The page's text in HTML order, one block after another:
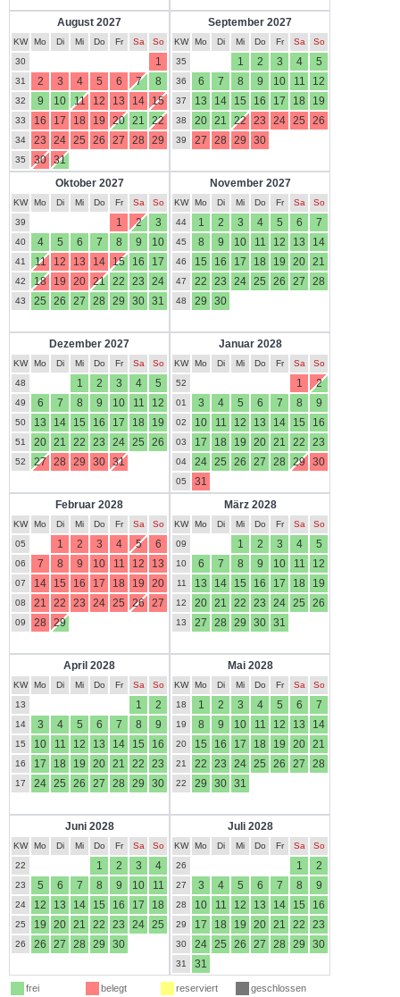
August 2027
KW Mo Di Mi Do Fr Sa
So
30
1
31 2 3 4 5 6 7 8
32 9 10 11 12 13 14 15
33 16 17 18 19 20 21 22
34 23 24 25 26 27 28 29
35 30 31
September 2027
KW Mo Di Mi Do Fr Sa
So
35
1 2 3 4 5
36 6 7 8 9 10 11 12
37 13 14 15 16 17 18 19
38 20 21 22 23 24 25 26
39 27 28 29 30
Oktober 2027
KW Mo Di Mi Do Fr Sa
So
39
1 2 3
40 4 5 6 7 8 9 10
41 11 12 13 14 15 16 17
42 18 19 20 21 22 23 24
43 25 26 27 28 29 30 31
November 2027
KW Mo Di Mi Do Fr Sa
So
44
1 2 3 4 5 6 7
45 8 9 10 11 12 13 14
46 15 16 17 18 19 20 21
47 22 23 24 25 26 27 28
48 29 30
Dezember 2027
KW Mo Di Mi Do Fr Sa
So
48
1 2 3 4 5
49 6 7 8 9 10 11 12
50 13 14 15 16 17 18 19
51 20 21 22 23 24 25 26
52 27 28 29 30 31
Januar 2028
KW Mo Di Mi Do Fr Sa
So
52
1 2
01 3 4 5 6 7 8 9
02 10 11 12 13 14 15 16
03 17 18 19 20 21 22 23
04 24 25 26 27 28 29 30
05
31
Februar 2028
KW Mo Di Mi Do Fr Sa
So
05
1 2 3 4 5 6
06 7 8 9 10 11 12 13
07 14 15 16 17 18 19 20
08 21 22 23 24 25 26 27
09 28 29
März 2028
KW Mo Di Mi Do Fr Sa
So
09
1 2 3 4 5
10 6 7 8 9 10 11 12
11 13 14 15 16 17 18 19
12 20 21 22 23 24 25 26
13 27 28 29 30 31
April 2028
KW Mo Di Mi Do Fr Sa
So
13
1 2
14 3 4 5 6 7 8 9
15 10 11 12 13 14 15 16
16 17 18 19 20 21 22 23
17 24 25 26 27 28 29 30
Mai 2028
KW Mo Di Mi Do Fr Sa
So
18
1 2 3 4 5 6 7
19 8 9 10 11 12 13 14
20 15 16 17 18 19 20 21
21 22 23 24 25 26 27 28
22 29 30 31
Juni 2028
KW Mo Di Mi Do Fr Sa
So
22
1 2 3 4
23 5 6 7 8 9 10 11
24 12 13 14 15 16 17 18
25 19 20 21 22 23 24 25
26 26 27 28 29 30
Juli 2028
KW Mo Di Mi Do Fr Sa
So
26
1 2
27 3 4 5 6 7 8 9
28 10 11 12 13 14 15 16
29 17 18 19 20 21 22 23
30 24 25 26 27 28 29 30
31 31
frei belegt reserviert geschlossen